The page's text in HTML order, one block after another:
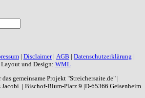
| Disclaimer| AGB | Datenschutzerklärung |
Layout und Design: WML
gemeinsame Projekt "Streichersaite.de" |
Jacobi | Bischof-Blum-Platz 9 |D-65366 Geisenheim